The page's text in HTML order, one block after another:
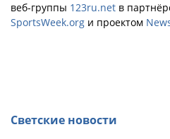
веб-группы 123ru.net в
SportsWeek.org и проектом
Светские новости